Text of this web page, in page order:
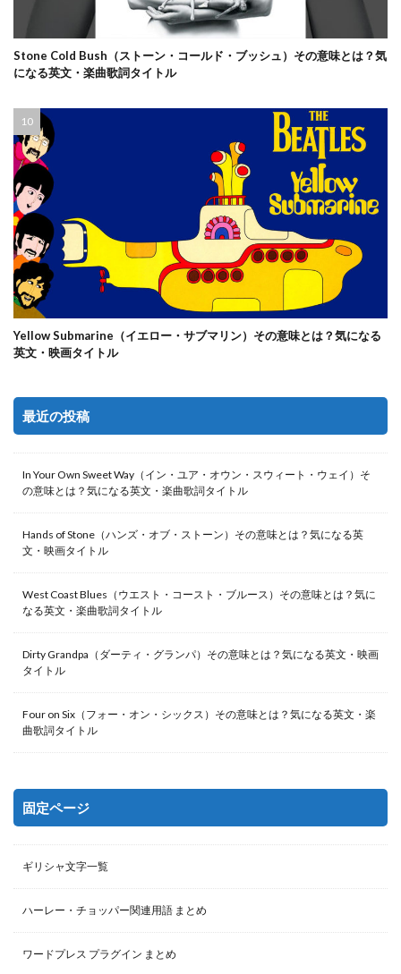
Stone Cold Bush（ストーン・コールド・ブッシュ）その意味とは？気
になる英文・楽曲歌詞タイトル
Yellow Submarine（イエロー・サブマリン）その意味とは？気になる
英文・映画タイトル
最近の投稿
In Your Own Sweet Way（イン・ユア・オウン・スウィート・ウェイ）そ
の意味とは？気になる英文・楽曲歌詞タイトル
Hands of Stone（ハンズ・オブ・ストーン）その意味とは？気になる英
文・映画タイトル
West Coast Blues（ウエスト・コースト・ブルース）その意味とは？気に
なる英文・楽曲歌詞タイトル
Dirty Grandpa（ダーティ・グランパ）その意味とは？気になる英文・映画
タイトル
Four on Six（フォー・オン・シックス）その意味とは？気になる英文・楽
曲歌詞タイトル
固定ページ
ギリシャ文字一覧
ハーレー・チョッパー関連用語 まとめ
ワードプレス プラグイン まとめ